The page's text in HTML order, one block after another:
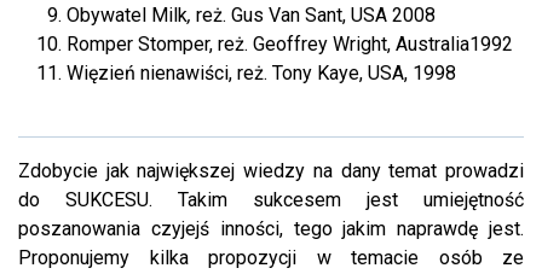
Obywatel Milk, reż. Gus Van Sant, USA 2008
Romper Stomper, reż. Geoffrey Wright, Australia1992
Więzień nienawiści, reż. Tony Kaye, USA, 1998
Zdobycie jak największej wiedzy na dany temat prowadzi
do SUKCESU. Takim sukcesem jest umiejętność
poszanowania czyjejś inności, tego jakim naprawdę jest.
Proponujemy kilka propozycji w temacie osób ze